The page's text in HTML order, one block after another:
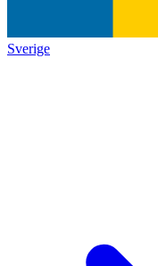
Sverige